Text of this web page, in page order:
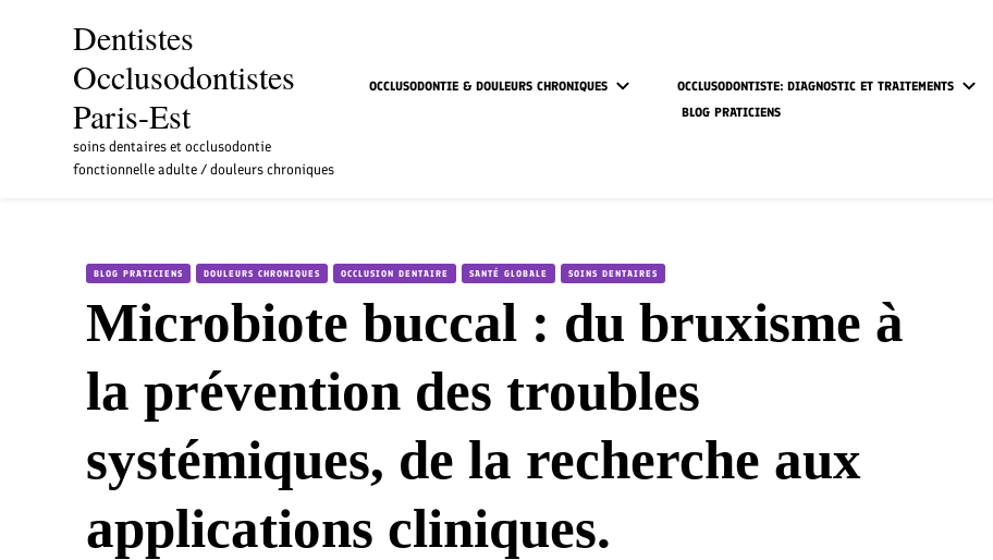
Dentistes
Occlusodontistes
Paris-Est
soins dentaires et occlusodontie
fonctionnelle adulte / douleurs chroniques
OCCLUSODONTIE & DOULEURS CHRONIQUES OCCLUSODONTISTE: DIAGNOSTIC ET TRAITEMENTS
BLOG PRATICIENS
BLOG PRATICIENS DOULEURS CHRONIQUES OCCLUSION DENTAIRE SANTÉ GLOBALE SOINS DENTAIRES
Microbiote buccal : du bruxisme à
la prévention des troubles
systémiques, de la recherche aux
applications cliniques.